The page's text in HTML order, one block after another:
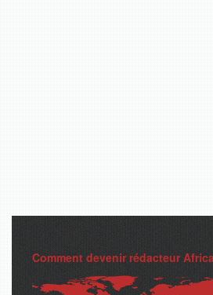
Comment devenir rédacteur